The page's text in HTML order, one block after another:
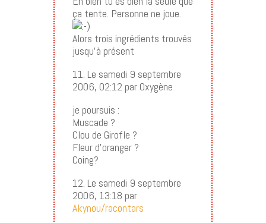
ça tente. Personne ne joue.
Alors trois ingrédients trouvés
jusqu’à présent
11. Le samedi 9 septembre
2006, 02:12 par Oxygène
je poursuis :
Muscade ?
Clou de Girofle ?
Fleur d’oranger ?
Coing?
12. Le samedi 9 septembre
2006, 13:18 par
Akynou/racontars